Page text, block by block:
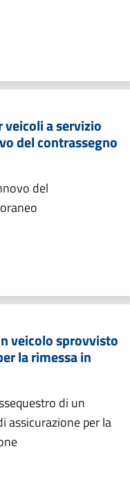
veicoli a servizio
del contrassegno
del
veicolo sprovvisto
la rimessa in
di un
assicurazione per la